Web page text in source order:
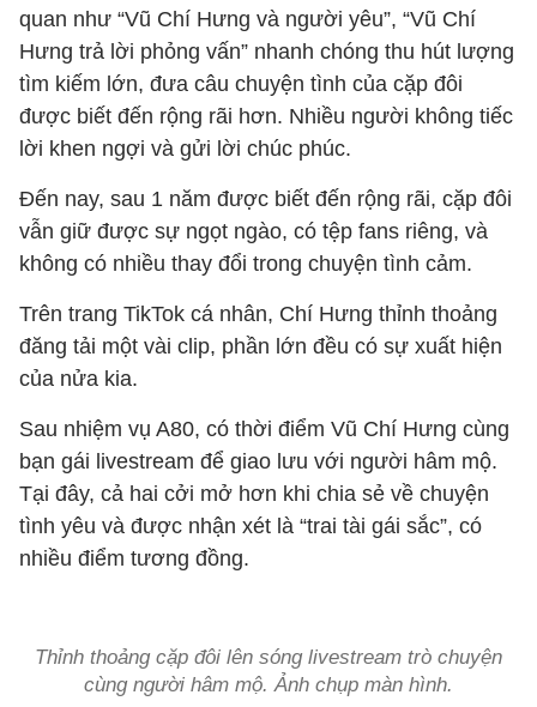
quan như “Vũ Chí Hưng và người yêu”, “Vũ Chí
Hưng trả lời phỏng vấn” nhanh chóng thu hút lượng
tìm kiếm lớn, đưa câu chuyện tình của cặp đôi
được biết đến rộng rãi hơn. Nhiều người không tiếc
lời khen ngợi và gửi lời chúc phúc.
Đến nay, sau 1 năm được biết đến rộng rãi, cặp đôi
vẫn giữ được sự ngọt ngào, có tệp fans riêng, và
không có nhiều thay đổi trong chuyện tình cảm.
Trên trang TikTok cá nhân, Chí Hưng thỉnh thoảng
đăng tải một vài clip, phần lớn đều có sự xuất hiện
của nửa kia.
Sau nhiệm vụ A80, có thời điểm Vũ Chí Hưng cùng
bạn gái livestream để giao lưu với người hâm mộ.
Tại đây, cả hai cởi mở hơn khi chia sẻ về chuyện
tình yêu và được nhận xét là “trai tài gái sắc”, có
nhiều điểm tương đồng.
Thỉnh thoảng cặp đôi lên sóng livestream trò chuyện
cùng người hâm mộ. Ảnh chụp màn hình.